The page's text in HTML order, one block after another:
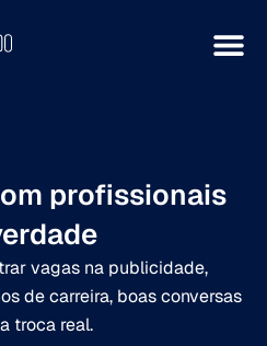
profissionais
vagas na publicidade,
de carreira, boas conversas
troca real.